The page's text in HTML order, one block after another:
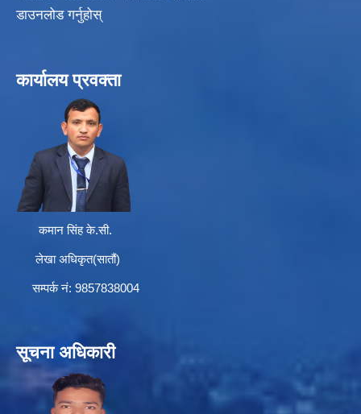
डाउनलोड गर्नुहोस्
कार्यालय प्रवक्ता
कमान सिंह के.सी.
लेखा अधिकृत(सातौं)
सम्पर्क न‌ं: 9857838004
सूचना अधिकारी